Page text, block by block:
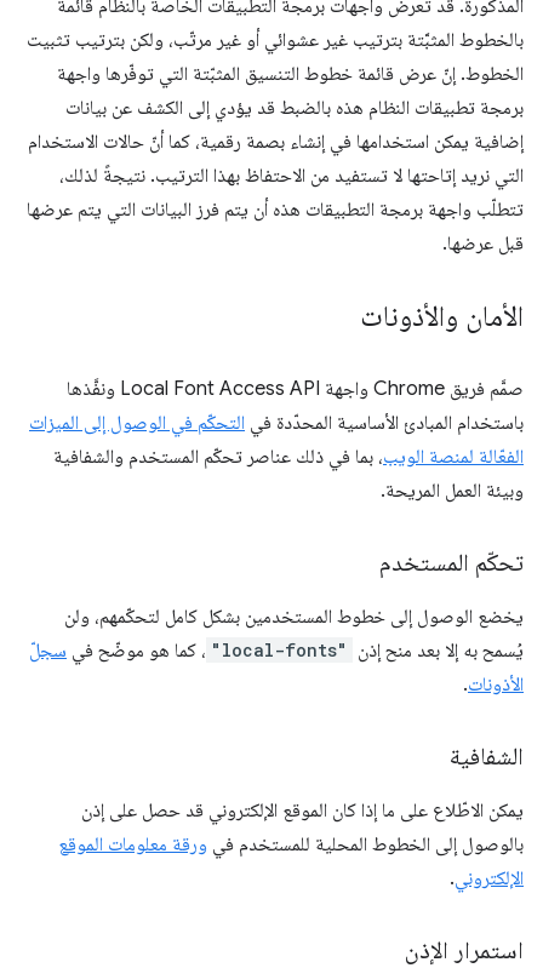
المذكورة. قد تعرض واجهات برمجة التطبيقات الخاصة بالنظام قائمة
بالخطوط المثبَّتة بترتيب غير عشوائي أو غير مرتّب، ولكن بترتيب تثبيت
الخطوط. إنّ عرض قائمة خطوط التنسيق المثبّتة التي توفّرها واجهة
برمجة تطبيقات النظام هذه بالضبط قد يؤدي إلى الكشف عن بيانات
إضافية يمكن استخدامها في إنشاء بصمة رقمية، كما أنّ حالات الاستخدام
التي نريد إتاحتها لا تستفيد من الاحتفاظ بهذا الترتيب. نتيجةً لذلك،
تتطلّب واجهة برمجة التطبيقات هذه أن يتم فرز البيانات التي يتم عرضها
قبل عرضها.
الأمان والأذونات
صمَّم فريق Chrome واجهة Local Font Access API ونفَّذها
باستخدام المبادئ الأساسية المحدّدة في التحكّم في الوصول إلى الميزات
الفعّالة لمنصة الويب، بما في ذلك عناصر تحكّم المستخدم والشفافية
وبيئة العمل المريحة.
تحكّم المستخدم
يخضع الوصول إلى خطوط المستخدمين بشكل كامل لتحكّمهم، ولن
يُسمح به إلا بعد منح إذن
"local-fonts" ، كما هو موضّح في سجلّ
الأذونات.
الشفافية
يمكن الاطّلاع على ما إذا كان الموقع الإلكتروني قد حصل على إذن
بالوصول إلى الخطوط المحلية للمستخدم في ورقة معلومات الموقع
الإلكتروني.
استمرار الإذن